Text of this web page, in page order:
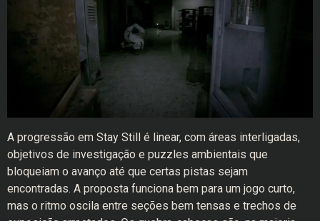
A progressão em Stay Still é linear, com áreas interligadas,
objetivos de investigação e puzzles ambientais que
bloqueiam o avanço até que certas pistas sejam
encontradas. A proposta funciona bem para um jogo curto,
mas o ritmo oscila entre seções bem tensas e trechos de